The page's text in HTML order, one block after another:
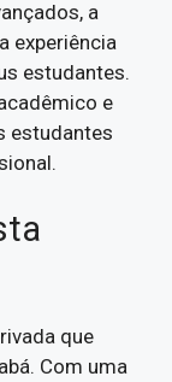
a
experiência
estudantes.
e
estudantes
que
Com uma